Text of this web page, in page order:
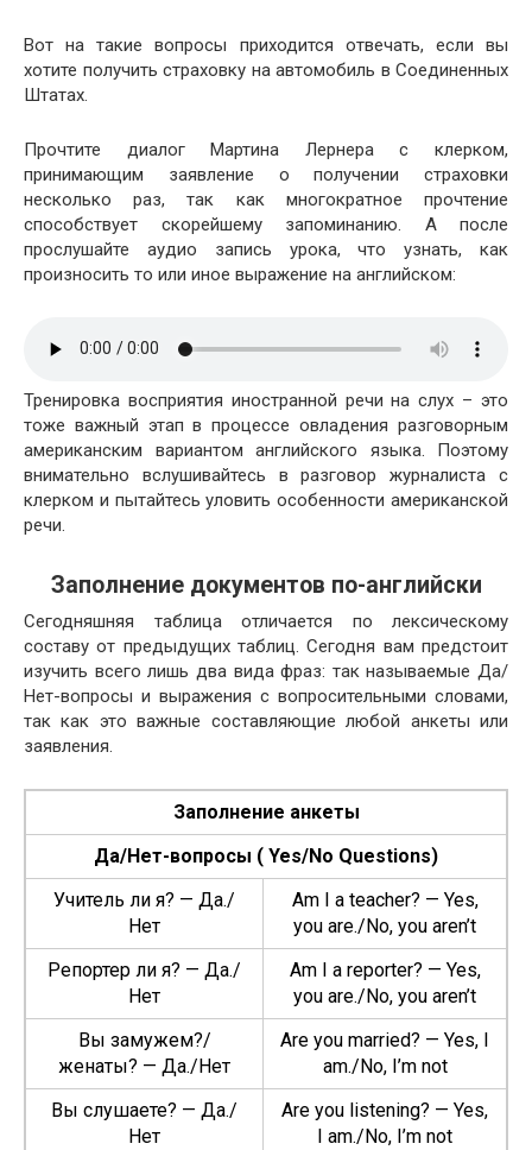
Вот на такие вопросы приходится отвечать, если вы
хотите получить страховку на автомобиль в Соединенных
Штатах.
Прочтите диалог Мартина Лернера с клерком,
принимающим заявление о получении страховки
несколько раз, так как многократное прочтение
способствует скорейшему запоминанию. А после
прослушайте аудио запись урока, что узнать, как
произносить то или иное выражение на английском:
Тренировка восприятия иностранной речи на слух – это
тоже важный этап в процессе овладения разговорным
американским вариантом английского языка. Поэтому
внимательно вслушивайтесь в разговор журналиста с
клерком и пытайтесь уловить особенности американской
речи.
Заполнение документов по-английски
Сегодняшняя таблица отличается по лексическому
составу от предыдущих таблиц. Сегодня вам предстоит
изучить всего лишь два вида фраз: так называемые Да/
Нет-вопросы и выражения с вопросительными словами,
так как это важные составляющие любой анкеты или
заявления.
Заполнение анкеты
Да/Нет-вопросы ( Yes/No Questions)
Учитель ли я? — Да./
Нет
Am I a teacher? — Yes,
you are./No, you aren’t
Репортер ли я? — Да./
Нет
Am I a reporter? — Yes,
you are./No, you aren’t
Вы замужем?/
женаты? — Да./Нет
Are you mar­ried? — Yes, I
am./No, I’m not
Вы слушаете? — Да./
Нет
Are you lis­ten­ing? — Yes,
I am./No, I’m not